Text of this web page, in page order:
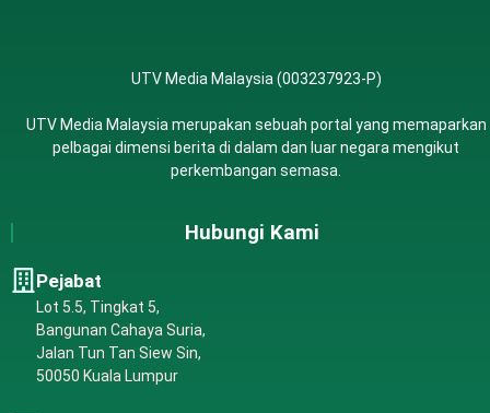
UTV Media Malaysia (003237923-P)
UTV Media Malaysia merupakan sebuah portal yang memaparkan
pelbagai dimensi berita di dalam dan luar negara mengikut
perkembangan semasa.
Hubungi Kami
Pejabat
Lot 5.5, Tingkat 5,
Bangunan Cahaya Suria,
Jalan Tun Tan Siew Sin,
50050 Kuala Lumpur